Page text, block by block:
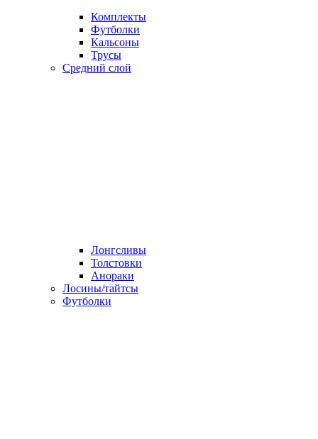
Комплекты
Футболки
Кальсоны
Трусы
Средний слой
Лонгсливы
Толстовки
Анораки
Лосины/тайтсы
Футболки